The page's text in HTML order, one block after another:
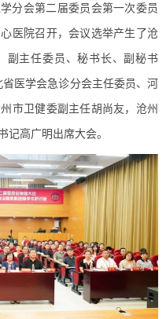
分会第二届委员会第一次委员
医院召开，会议选举产生了沧
副主任委员、秘书长、副秘书
医学会急诊分会主任委员、河
市卫健委副主任胡尚友，沧州
记高广明出席大会。